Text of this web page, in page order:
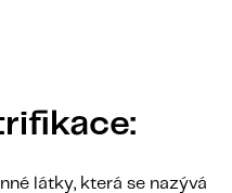
látky, která se nazývá